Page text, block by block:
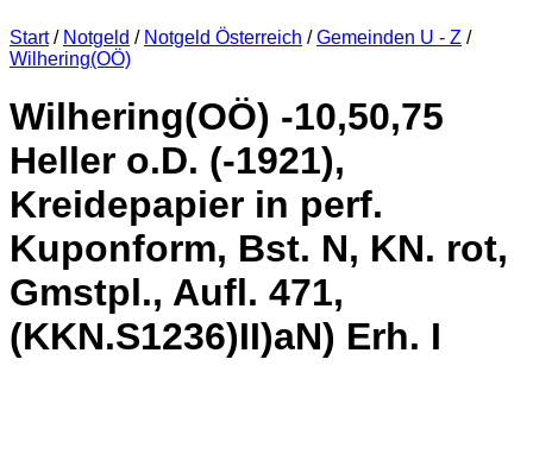
Start / Notgeld / Notgeld Österreich / Gemeinden U - Z /
Wilhering(OÖ)
Wilhering(OÖ) -10,50,75
Heller o.D. (-1921),
Kreidepapier in perf.
Kuponform, Bst. N, KN. rot,
Gmstpl., Aufl. 471,
(KKN.S1236)II)aN) Erh. I